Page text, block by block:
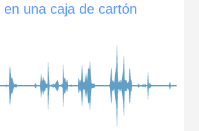
una caja de cartón